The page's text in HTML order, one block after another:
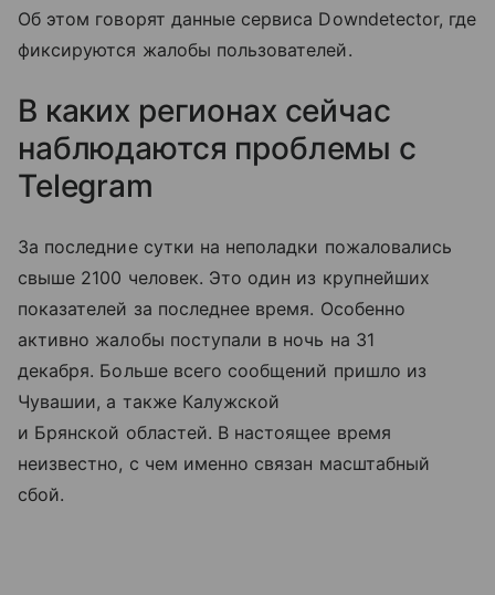
Об этом говорят данные сервиса Downdetector, где
фиксируются жалобы пользователей.
В каких регионах сейчас
наблюдаются проблемы с
Telegram
За последние сутки на неполадки пожаловались
свыше 2100 человек. Это один из крупнейших
показателей за последнее время. Особенно
активно жалобы поступали в ночь на 31
декабря. Больше всего сообщений пришло из
Чувашии, а также Калужской
и Брянской областей. В настоящее время
неизвестно, с чем именно связан масштабный
сбой.